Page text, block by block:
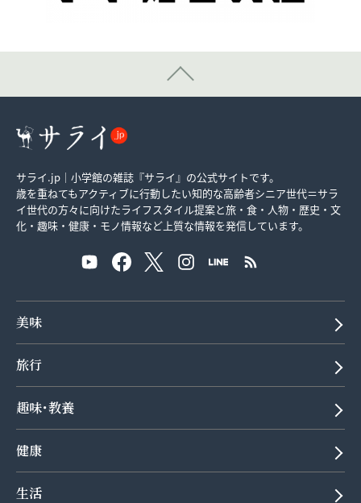
サライ.jp｜小学館の雑誌『サライ』の公式サイトです。
歳を重ねてもアクティブに行動したい知的な高齢者シニア世代＝サラ
イ世代の方々に向けたライフスタイル提案と旅・食・人物・歴史・文
化・趣味・健康・モノ情報など上質な情報を発信しています。
美味
旅行
趣味･教養
健康
生活